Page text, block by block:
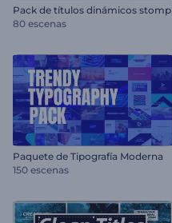
Pack de títulos dinámicos stomp
80 escenas
Paquete de Tipografía Moderna
150 escenas